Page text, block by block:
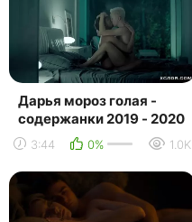
Дарья мороз голая -
содержанки 2019 - 2020
3:44 0% 1.0K